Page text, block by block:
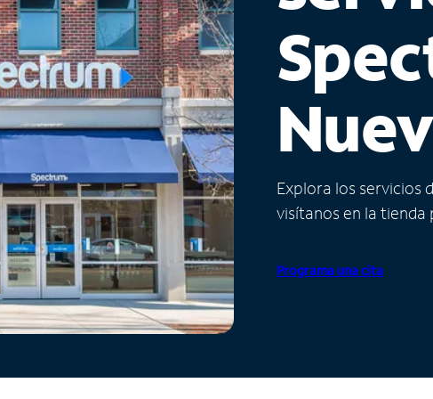
Explora los servicios
visítanos en la tienda
Programa una cita